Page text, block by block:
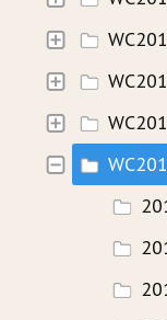
WAVECAMP
WAVECAMP 2023
WAVECAMP
WAVECAMP
WAVECAMP